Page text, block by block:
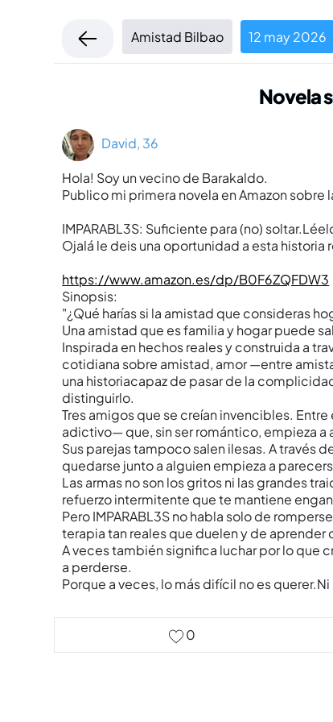
Amistad Bilbao 12 may 2026
Novela
David, 36
Hola! Soy un vecino de Barakaldo.
Publico mi primera novela en Amazon sobre
IMPARABL3S: Suficiente para (no)
Ojalá le deis una oportunidad a esta
https://www.amazon.es/dp/B0F6ZQFDW3
Sinopsis:
"¿Qué harías si la amistad que consideras
Una amistad que es familia y hogar puede
Inspirada en hechos reales y construida a
cotidiana sobre amistad, amor —entre
una historiacapaz de pasar de la
distinguirlo.
Tres amigos que se creían invencibles.
adictivo— que, sin ser romántico, empieza a
Sus parejas tampoco salen ilesas. A través
quedarse junto a alguien empieza a
Las armas no son los gritos ni las grandes
refuerzo intermitente que te mantiene
Pero IMPARABL3S no habla solo de
terapia tan reales que duelen y de aprender
A veces también significa luchar por lo que
a perderse.
Porque a veces, lo más difícil no es
0